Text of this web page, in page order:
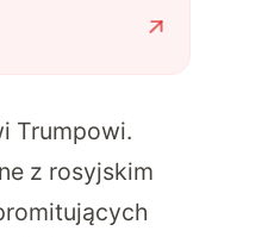
Trumpowi.
z rosyjskim